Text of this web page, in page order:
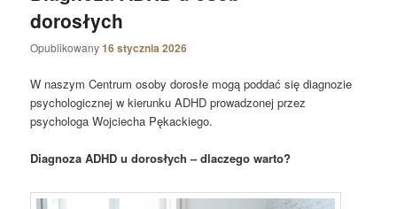
dorosłych
Opublikowany16 stycznia 2026
W naszym Centrum osoby dorosłe mogą poddać się diagnozie
psychologicznej w kierunku ADHD prowadzonej przez
psychologa Wojciecha Pękackiego.
Diagnoza ADHD u dorosłych – dlaczego warto?